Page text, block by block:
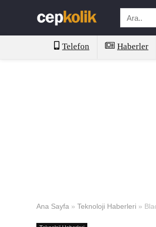
Telefon Haberler
Ana Sayfa » Teknoloji Haberleri »